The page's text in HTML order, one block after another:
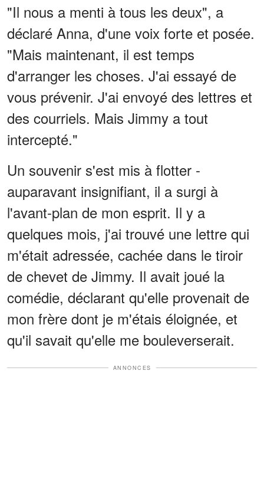
"Il nous a menti à tous les deux", a
déclaré Anna, d'une voix forte et posée.
"Mais maintenant, il est temps
d'arranger les choses. J'ai essayé de
vous prévenir. J'ai envoyé des lettres et
des courriels. Mais Jimmy a tout
intercepté."
Un souvenir s'est mis à flotter -
auparavant insignifiant, il a surgi à
l'avant-plan de mon esprit. Il y a
quelques mois, j'ai trouvé une lettre qui
m'était adressée, cachée dans le tiroir
de chevet de Jimmy. Il avait joué la
comédie, déclarant qu'elle provenait de
mon frère dont je m'étais éloignée, et
qu'il savait qu'elle me bouleverserait.
ANNONCES